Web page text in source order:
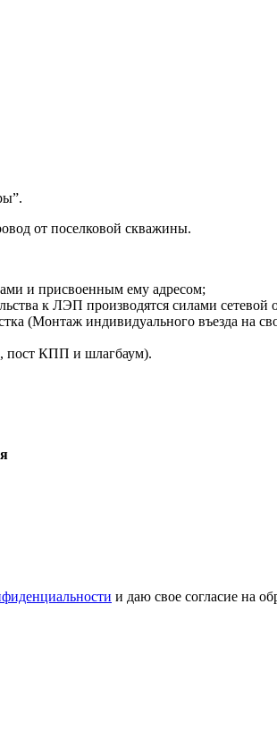
от поселковой скважины.
и присвоенным ему адресом;
к ЛЭП производятся силами сетевой
(Монтаж индивидуального въезда на
пост КПП и шлагбаум).
и даю свое согласие на